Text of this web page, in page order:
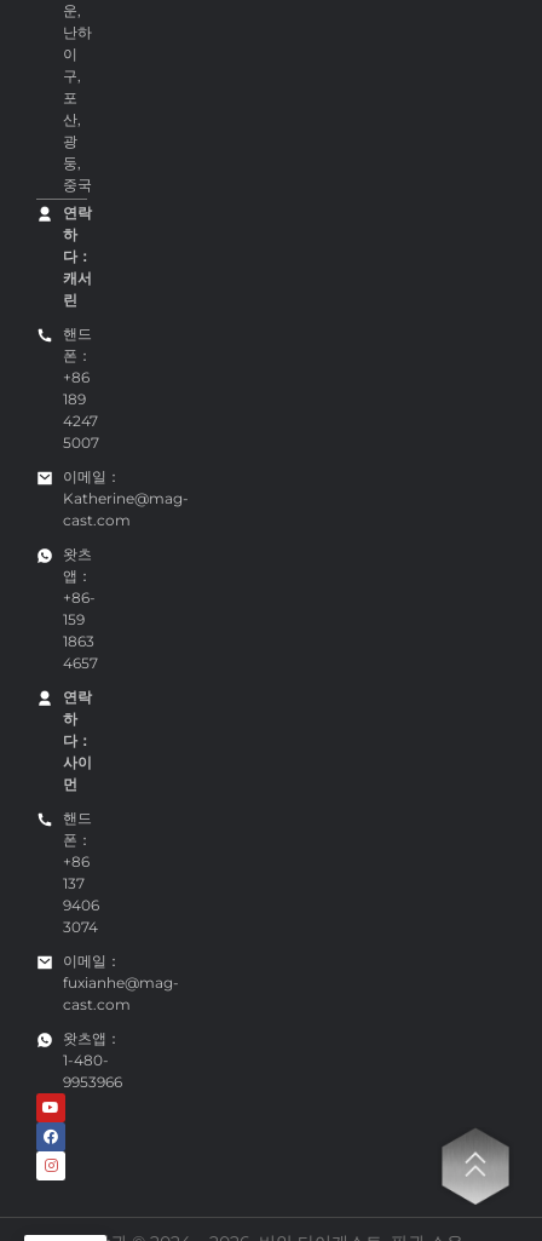
운,
난하
이
구,
포
산,
광
둥,
중국
연락
하
다：
캐서
린
핸드
폰：
+86
189
4247
5007
이메일：
Katherine@mag-
cast.com
왓츠
앱：
+86-
159
1863
4657
연락
하
다：
사이
먼
핸드
폰：
+86
137
9406
3074
이메일：
fuxianhe@mag-
cast.com
왓츠앱：
1-480-
9953966
This website uses cookies to ensure you get the best